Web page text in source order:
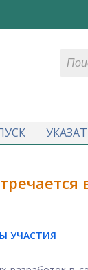
УЧАСТИЯ